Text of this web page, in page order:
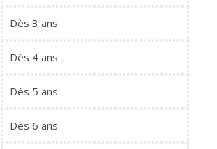
Dès 3 ans
Dès 4 ans
Dès 5 ans
Dès 6 ans